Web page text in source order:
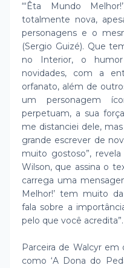
“‘Êta Mundo
totalmente nova,
personagens e o
(Sergio Guizé). Que
no Interior, o
novidades, com a
orfanato, além de
um personagem
perpetuam, a sua
me distanciei dele,
grande escrever de
muito gostoso”, revela
Wilson, que assina o
carrega uma
Melhor!’ tem muito
fala sobre a
pelo que você acredita”.
Parceira de Walcyr em
como ‘A Dona do